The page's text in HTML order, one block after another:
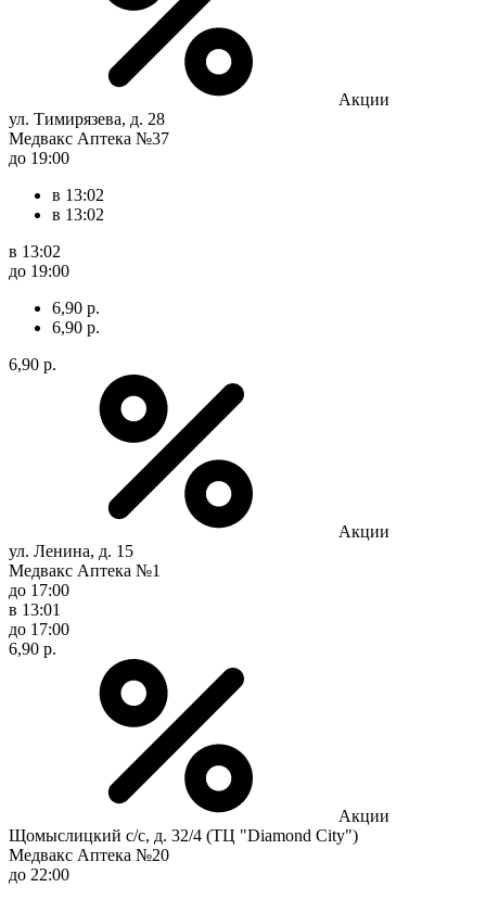
Акции
ул. Тимирязева, д. 28
Медвакс Аптека №37
до 19:00
в 13:02
в 13:02
в 13:02
до 19:00
6,90 р.
6,90 р.
6,90 р.
Акции
ул. Ленина, д. 15
Медвакс Аптека №1
до 17:00
в 13:01
до 17:00
6,90 р.
Акции
Щомыслицкий с/с, д. 32/4 (ТЦ "Diamond City")
Медвакс Аптека №20
до 22:00